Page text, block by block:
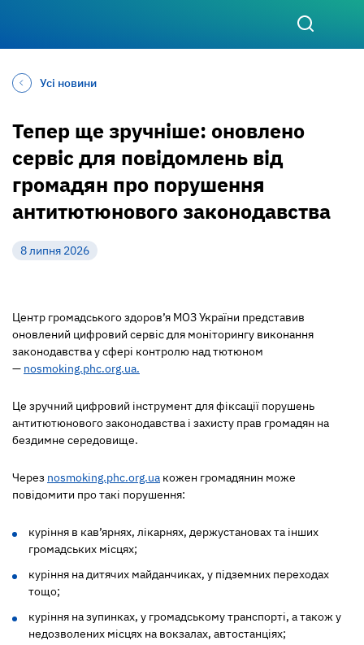
Усі новини
Тепер ще зручніше: оновлено
сервіс для повідомлень від
громадян про порушення
антитютюнового законодавства
8 липня 2026
Центр громадського здоров’я МОЗ України представив
оновлений цифровий сервіс для моніторингу виконання
законодавства у сфері контролю над тютюном
— nosmoking.phc.org.ua.
Це зручний цифровий інструмент для фіксації порушень
антитютюнового законодавства і захисту прав громадян на
бездимне середовище.
Через nosmoking.phc.org.ua кожен громадянин може
повідомити про такі порушення:
куріння в кав’ярнях, лікарнях, держустановах та інших
громадських місцях;
куріння на дитячих майданчиках, у підземних переходах
тощо;
куріння на зупинках, у громадському транспорті, а також у
недозволених місцях на вокзалах, автостанціях;